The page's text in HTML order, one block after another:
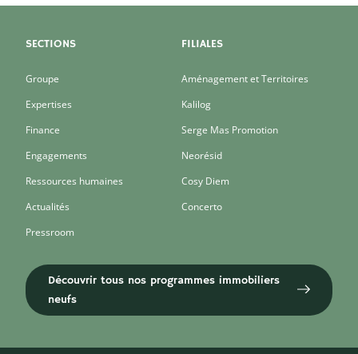
SECTIONS
Groupe
Expertises
Finance
Engagements
Ressources humaines
Actualités
Pressroom
FILIALES
Aménagement et Territoires
Kalilog
Serge Mas Promotion
Neorésid
Cosy Diem
Concerto
Découvrir tous nos programmes immobiliers
neufs